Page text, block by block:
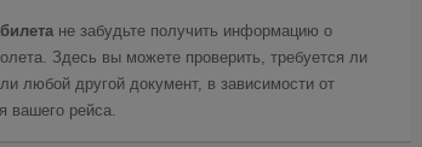
не забудьте получить информацию о
Здесь вы можете проверить, требуется ли
любой другой документ, в зависимости от
вашего рейса.